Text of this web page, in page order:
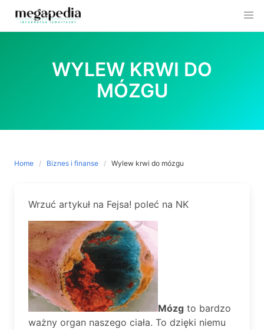
WYLEW KRWI DO
MÓZGU
Home Biznes i finanse Wylew krwi do mózgu
Wrzuć artykuł na Fejsa! poleć na NK
Mózg to bardzo
ważny organ naszego ciała. To dzięki niemu